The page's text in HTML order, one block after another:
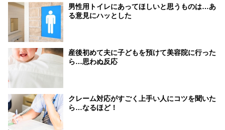
男性用トイレにあってほしいと思うものは…あ
る意見にハッとした
産後初めて夫に子どもを預けて美容院に行った
ら…思わぬ反応
クレーム対応がすごく上手い人にコツを聞いた
ら…なるほど！